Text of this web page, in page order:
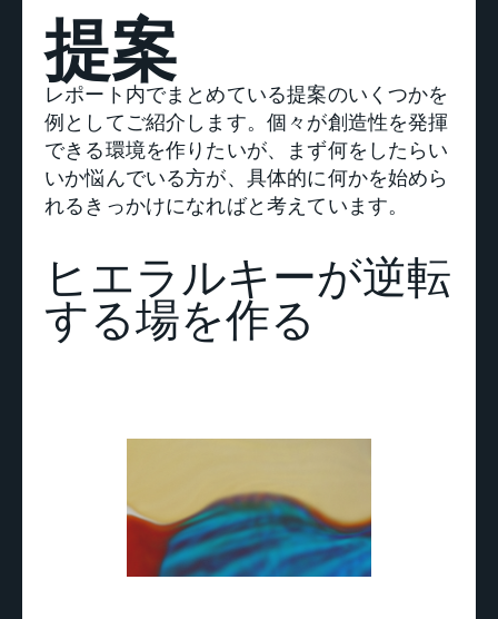
提案
レポート内でまとめている提案のいくつかを
例としてご紹介します。個々が創造性を発揮
できる環境を作りたいが、まず何をしたらい
いか悩んでいる方が、具体的に何かを始めら
れるきっかけになればと考えています。
ヒエラルキーが逆転
する場を作る